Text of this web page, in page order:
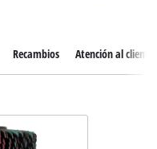
Recambios Atención al cliente